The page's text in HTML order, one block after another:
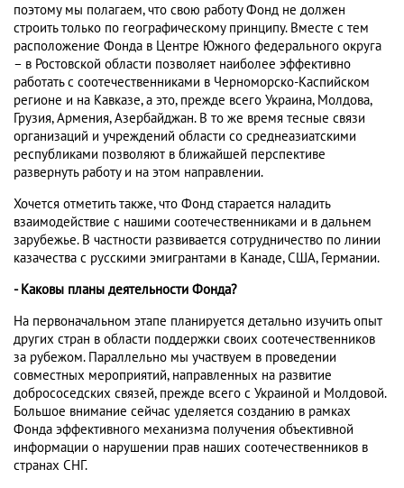
поэтому мы полагаем, что свою работу Фонд не должен
строить только по географическому принципу. Вместе с тем
расположение Фонда в Центре Южного федерального округа
– в Ростовской области позволяет наиболее эффективно
работать с соотечественниками в Черноморско-Каспийском
регионе и на Кавказе, а это, прежде всего Украина, Молдова,
Грузия, Армения, Азербайджан. В то же время тесные связи
организаций и учреждений области со среднеазиатскими
республиками позволяют в ближайшей перспективе
развернуть работу и на этом направлении.
Хочется отметить также, что Фонд старается наладить
взаимодействие с нашими соотечественниками и в дальнем
зарубежье. В частности развивается сотрудничество по линии
казачества с русскими эмигрантами в Канаде, США, Германии.
- Каковы планы деятельности Фонда?
На первоначальном этапе планируется детально изучить опыт
других стран в области поддержки своих соотечественников
за рубежом. Параллельно мы участвуем в проведении
совместных мероприятий, направленных на развитие
добрососедских связей, прежде всего с Украиной и Молдовой.
Большое внимание сейчас уделяется созданию в рамках
Фонда эффективного механизма получения объективной
информации о нарушении прав наших соотечественников в
странах СНГ.